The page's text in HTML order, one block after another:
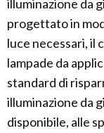
illuminazione da
progettato in
luce necessari, il
lampade da
standard di
illuminazione da
disponibile, alle